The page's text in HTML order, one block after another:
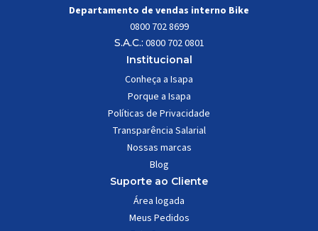
Departamento de vendas interno Bike
0800 702 8699
S.A.C.: 0800 702 0801
Institucional
Conheça a Isapa
Porque a Isapa
Políticas de Privacidade
Transparência Salarial
Nossas marcas
Blog
Suporte ao Cliente
Área logada
Meus Pedidos